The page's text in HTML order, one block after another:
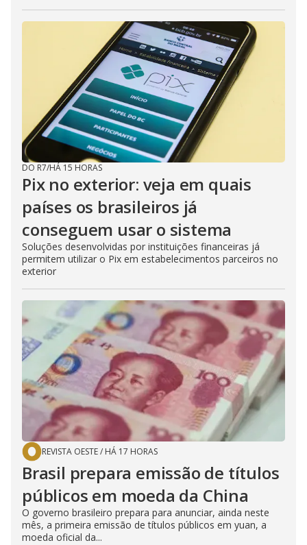
DO R7/HÁ 15 HORAS
Pix no exterior: veja em quais
países os brasileiros já
conseguem usar o sistema
Soluções desenvolvidas por instituições financeiras já
permitem utilizar o Pix em estabelecimentos parceiros no
exterior
REVISTA OESTE/ HÁ 17 HORAS
Brasil prepara emissão de títulos
públicos em moeda da China
O governo brasileiro prepara para anunciar, ainda neste
mês, a primeira emissão de títulos públicos em yuan, a
moeda oficial da...